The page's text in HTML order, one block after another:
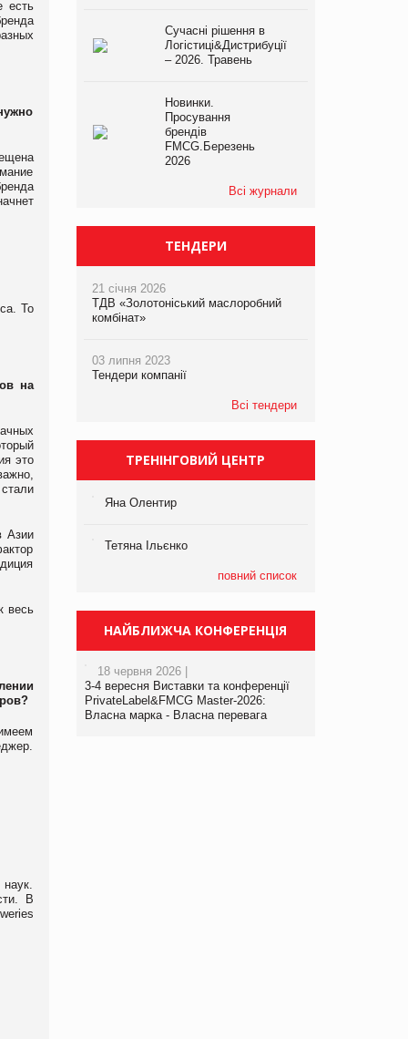
есть
То
на
это
Азии
весь
В
Сучасні рішення в
Логістиці&Дистрибуції
– 2026. Травень
Новинки.
Просування
брендів
FMCG.Березень
2026
Всі журнали
ТЕНДЕРИ
21 січня 2026
ТДВ «Золотоніський маслоробний
комбінат»
03 липня 2023
Тендери компанії
Всі тендери
ТРЕНІНГОВИЙ ЦЕНТР
Яна Олентир
Тетяна Ільєнко
повний список
НАЙБЛИЖЧА КОНФЕРЕНЦІЯ
18 червня 2026 |
3-4 вересня Виставки та конференції
PrivateLabel&FMCG Master-2026:
Власна марка - Власна перевага